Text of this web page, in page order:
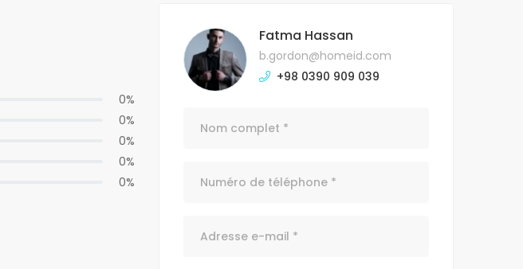
0%
0%
0%
0%
0%
Fatma Hassan
b.gordon@homeid.com
+98 0390 909 039